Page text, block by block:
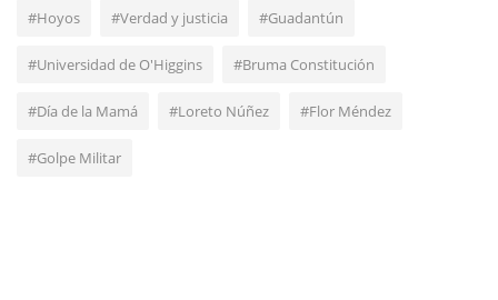
#Hoyos #Verdad y justicia #Guadantún
#Universidad de O'Higgins #Bruma Constitución
#Día de la Mamá #Loreto Núñez #Flor Méndez
#Golpe Militar